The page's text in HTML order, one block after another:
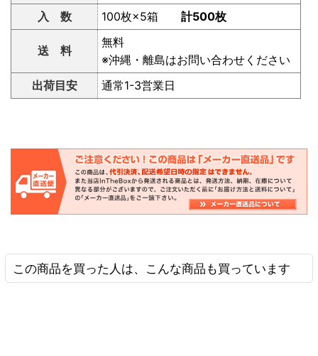
入 数
100枚×5箱 計500枚
送 料
無料
※沖縄・離島はお問い合わせください
出荷目安
通常1-3営業日
この商品を買った人は、こんな商品も買っています